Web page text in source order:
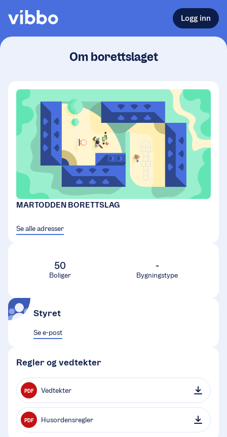
Logg inn
Om borettslaget
MARTODDEN BORETTSLAG
Se alle adresser
50
Boliger
-
Bygningstype
Styret
Se e-post
Regler og vedtekter
PDF Vedtekter
PDF Husordensregler